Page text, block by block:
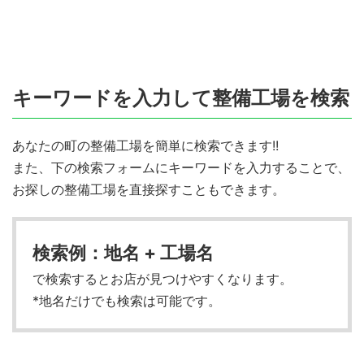
キーワードを入力して整備工場を検索
あなたの町の整備工場を簡単に検索できます!!
また、下の検索フォームにキーワードを入力することで、
お探しの整備工場を直接探すこともできます。
検索例：地名 + 工場名
で検索するとお店が見つけやすくなります。
*地名だけでも検索は可能です。